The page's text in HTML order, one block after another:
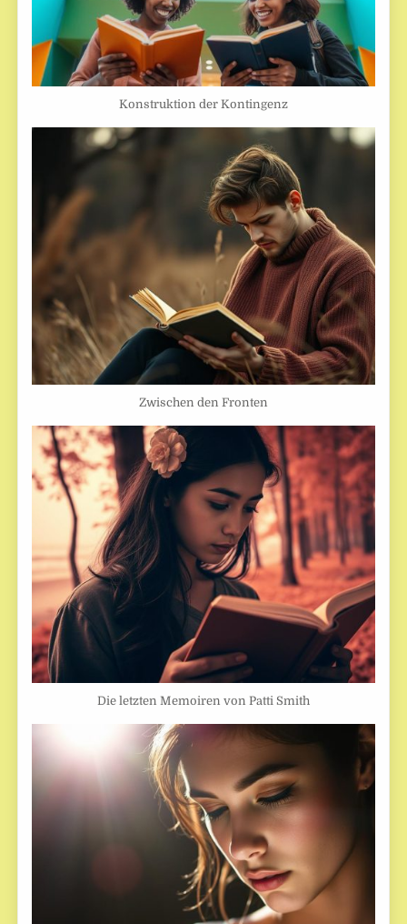
Konstruktion der Kontingenz
Zwischen den Fronten
Die letzten Memoiren von Patti Smith